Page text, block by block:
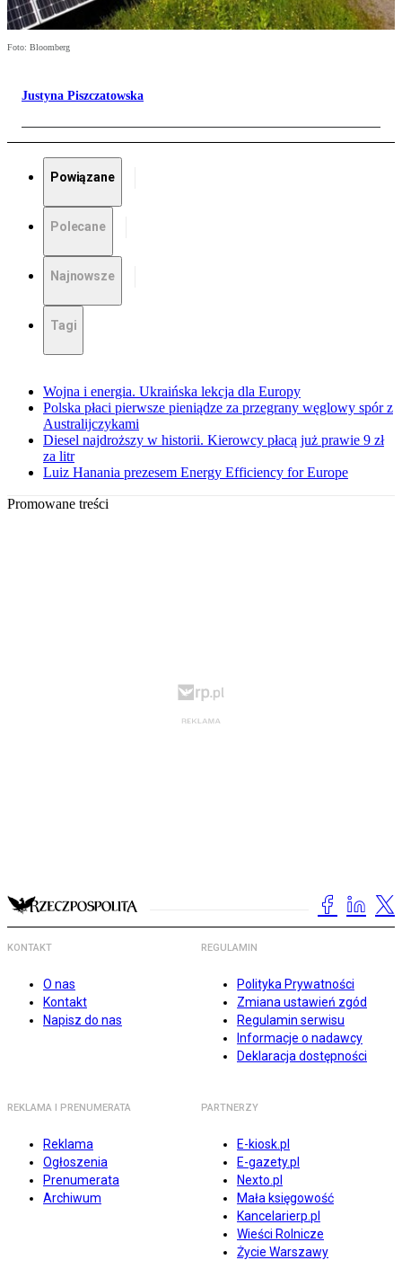
Foto: Bloomberg
Justyna Piszczatowska
Powiązane
Polecane
Najnowsze
Tagi
Wojna i energia. Ukraińska lekcja dla Europy
Polska płaci pierwsze pieniądze za przegrany węglowy spór z
Australijczykami
Diesel najdroższy w historii. Kierowcy płacą już prawie 9 zł
za litr
Luiz Hanania prezesem Energy Efficiency for Europe
Promowane treści
KONTAKT
O nas
Kontakt
Napisz do nas
REGULAMIN
Polityka Prywatności
Zmiana ustawień zgód
Regulamin serwisu
Informacje o nadawcy
Deklaracja dostępności
REKLAMA I PRENUMERATA
Reklama
Ogłoszenia
Prenumerata
Archiwum
PARTNERZY
E-kiosk.pl
E-gazety.pl
Nexto.pl
Mała księgowość
Kancelarierp.pl
Wieści Rolnicze
Życie Warszawy